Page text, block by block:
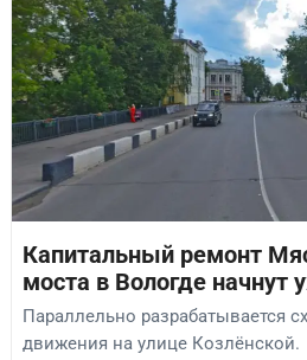
Капитальный ремонт
моста в Вологде начнут
Параллельно разрабатывается
движения на улице Козлёнской.